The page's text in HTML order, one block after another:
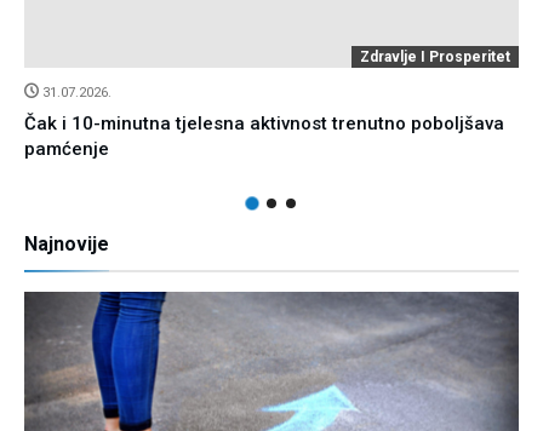
Zdravlje I Prosperitet
31.07.2026.
Čak i 10-minutna tjelesna aktivnost trenutno poboljšava
pamćenje
Najnovije